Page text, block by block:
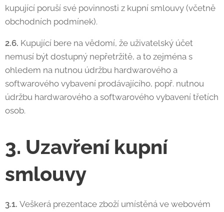
kupující poruší své povinnosti z kupní smlouvy (včetně
obchodních podmínek).
2.6. Kupující bere na vědomí, že uživatelský účet
nemusí být dostupný nepřetržitě, a to zejména s
ohledem na nutnou údržbu hardwarového a
softwarového vybavení prodávajícího, popř. nutnou
údržbu hardwarového a softwarového vybavení třetích
osob.
3. Uzavření kupní
smlouvy
3.1. Veškerá prezentace zboží umístěná ve webovém